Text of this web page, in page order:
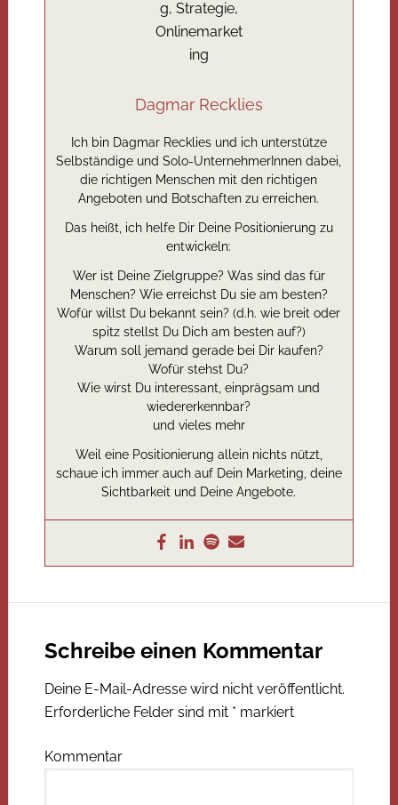
Dagmar Recklies
Ich bin Dagmar Recklies und ich unterstütze
Selbständige und Solo-UnternehmerInnen dabei,
die richtigen Menschen mit den richtigen
Angeboten und Botschaften zu erreichen.
Das heißt, ich helfe Dir Deine Positionierung zu
entwickeln:
Wer ist Deine Zielgruppe? Was sind das für
Menschen? Wie erreichst Du sie am besten?
Wofür willst Du bekannt sein? (d.h. wie breit oder
spitz stellst Du Dich am besten auf?)
Warum soll jemand gerade bei Dir kaufen?
Wofür stehst Du?
Wie wirst Du interessant, einprägsam und
wiedererkennbar?
und vieles mehr
Weil eine Positionierung allein nichts nützt,
schaue ich immer auch auf Dein Marketing, deine
Sichtbarkeit und Deine Angebote.
Schreibe einen Kommentar
Deine E-Mail-Adresse wird nicht veröffentlicht.
Erforderliche Felder sind mit * markiert
Kommentar